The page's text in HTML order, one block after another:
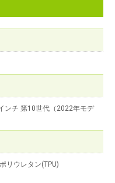
ンチ 第10世代（2022年モデ
リウレタン(TPU)